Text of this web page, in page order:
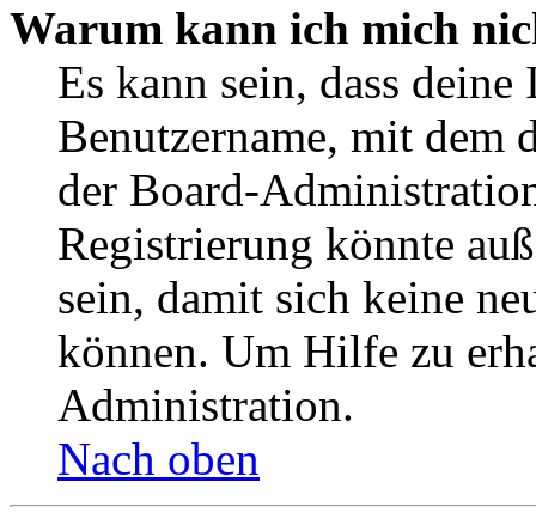
Warum kann ich mich
Es kann sein, dass
Benutzername, mit dem
der Board-
Registrierung könnte
sein, damit sich keine
können. Um Hilfe zu
Administration.
Nach oben